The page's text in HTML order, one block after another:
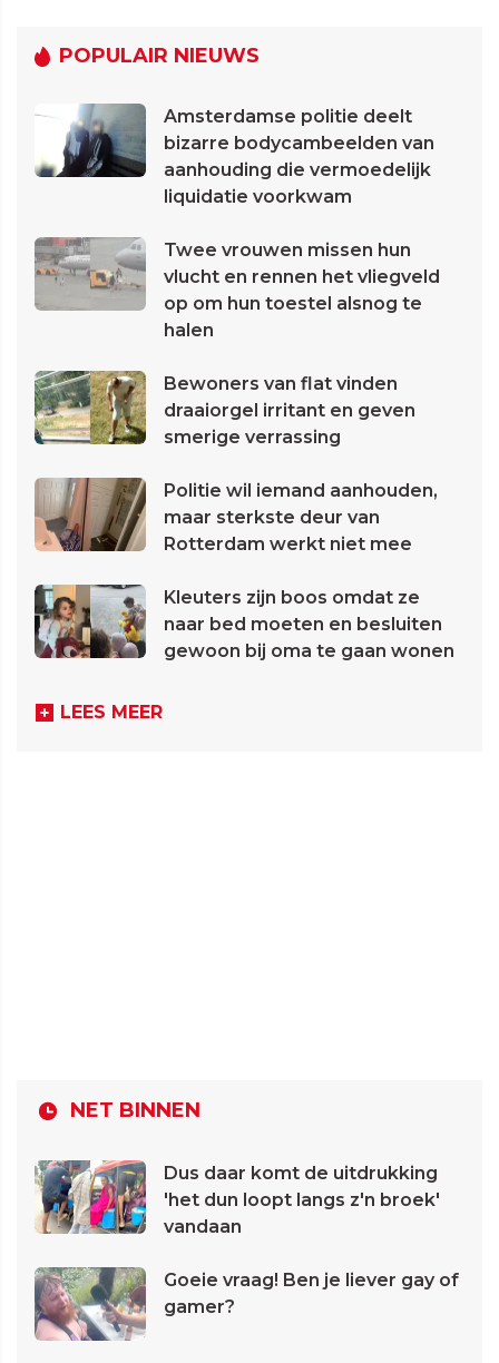
POPULAIR NIEUWS
Amsterdamse politie deelt
bizarre bodycambeelden van
aanhouding die vermoedelijk
liquidatie voorkwam
Twee vrouwen missen hun
vlucht en rennen het vliegveld
op om hun toestel alsnog te
halen
Bewoners van flat vinden
draaiorgel irritant en geven
smerige verrassing
Politie wil iemand aanhouden,
maar sterkste deur van
Rotterdam werkt niet mee
Kleuters zijn boos omdat ze
naar bed moeten en besluiten
gewoon bij oma te gaan wonen
LEES MEER
NET BINNEN
Dus daar komt de uitdrukking
'het dun loopt langs z'n broek'
vandaan
Goeie vraag! Ben je liever gay of
gamer?